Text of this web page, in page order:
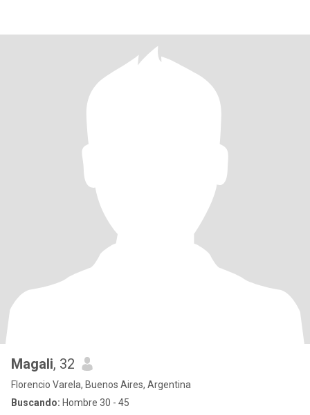
Magali, 32
Florencio Varela, Buenos Aires, Argentina
Buscando: Hombre 30 - 45